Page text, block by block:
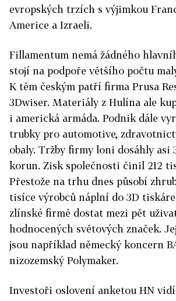
evropských trzích s výjimkou
Americe a Izraeli.
Fillamentum nemá žádného
stojí na podpoře většího počtu
K těm českým patří firma Prusa
3Dwiser. Materiály z Hulína ale
i americká armáda. Podnik dále
trubky pro automotive,
obaly. Tržby firmy loni dosáhly asi
korun. Zisk společnosti činil 212
Přestože na trhu dnes působí
tisíce výrobců náplní do 3D
zlínské firmě dostat mezi pět
hodnocených světových značek.
jsou například německý koncern
nizozemský Polymaker.
Investoři oslovení anketou HN